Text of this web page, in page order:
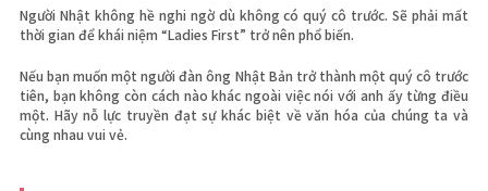
Người Nhật không hề nghi ngờ dù không có quý cô trước. Sẽ phải mất
thời gian để khái niệm “Ladies First” trở nên phổ biến.
Nếu bạn muốn một người đàn ông Nhật Bản trở thành một quý cô trước
tiên, bạn không còn cách nào khác ngoài việc nói với anh ấy từng điều
một. Hãy nỗ lực truyền đạt sự khác biệt về văn hóa của chúng ta và
cùng nhau vui vẻ.